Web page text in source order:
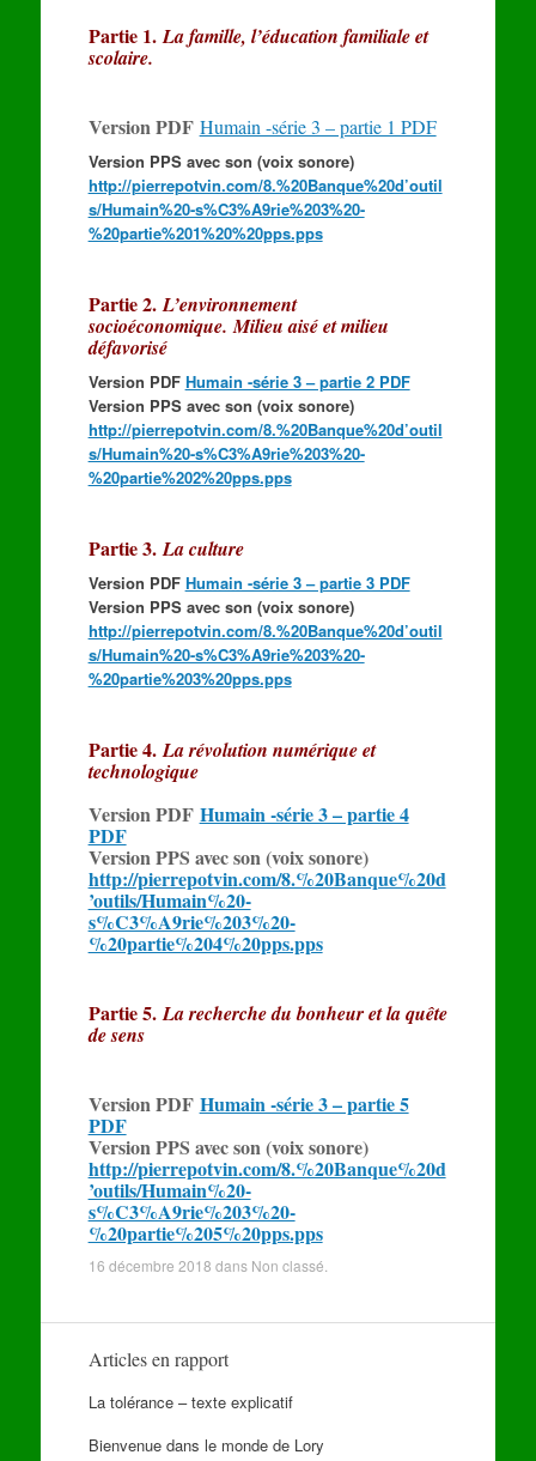
Partie 1.La famille, l’éducation familiale et
scolaire.
Version PDF Humain -série 3 – partie 1 PDF
Version PPS avec son (voix sonore)
http://pierrepotvin.com/8.%20Banque%20d’outil
s/Humain%20-s%C3%A9rie%203%20-
%20partie%201%20%20pps.pps
Partie 2.L’environnement
socioéconomique. Milieu aisé et milieu
défavorisé
Version PDF Humain -série 3 – partie 2 PDF
Version PPS avec son (voix sonore)
http://pierrepotvin.com/8.%20Banque%20d’outil
s/Humain%20-s%C3%A9rie%203%20-
%20partie%202%20pps.pps
Partie 3.La culture
Version PDF Humain -série 3 – partie 3 PDF
Version PPS avec son (voix sonore)
http://pierrepotvin.com/8.%20Banque%20d’outil
s/Humain%20-s%C3%A9rie%203%20-
%20partie%203%20pps.pps
Partie 4.La révolution numérique et
technologique
Version PDF Humain -série 3 – partie 4
PDF
Version PPS avec son (voix sonore)
http://pierrepotvin.com/8.%20Banque%20d
’outils/Humain%20-
s%C3%A9rie%203%20-
%20partie%204%20pps.pps
Partie 5.La recherche du bonheur et la quête
de sens
Version PDF Humain -série 3 – partie 5
PDF
Version PPS avec son (voix sonore)
http://pierrepotvin.com/8.%20Banque%20d
’outils/Humain%20-
s%C3%A9rie%203%20-
%20partie%205%20pps.pps
16 décembre 2018 dans Non classé
Articles en rapport
La tolérance – texte explicatif
Bienvenue dans le monde de Lory